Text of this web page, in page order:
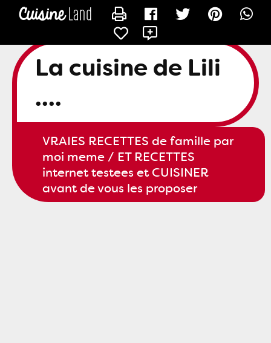
La cuisine de Lili
....
VRAIES RECETTES de famille par
moi meme / ET RECETTES
internet testees et CUISINER
avant de vous les proposer
CONTACTER SLILI34